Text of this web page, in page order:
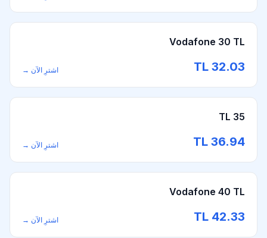
Vodafone 30 TL
32.03 اشترِ الآن →
35 TL
36.94 اشترِ الآن →
Vodafone 40 TL
42.33 اشترِ الآن →